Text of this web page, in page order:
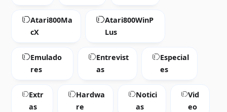
Atari800Ma
cX
Atari800WinP
Lus
Emulado
res
Entrevist
as
Especial
es
Extr
as
Hardwa
re
Notici
as
Vid
eo